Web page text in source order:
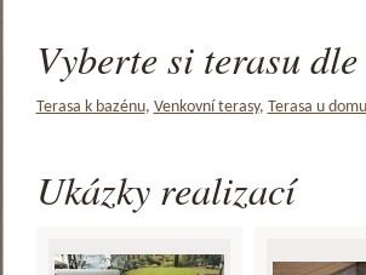
Vyberte si terasu
Terasa k bazénu, Venkovní terasy, Terasa u domu
Ukázky realizací